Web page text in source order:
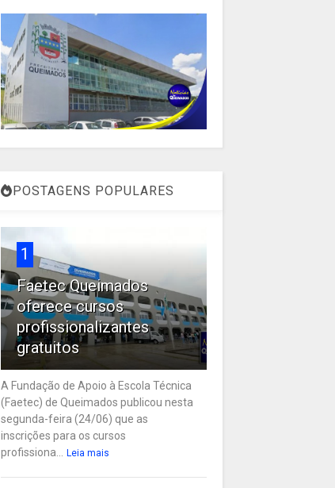
POSTAGENS POPULARES
1
Faetec Queimados
oferece cursos
profissionalizantes
gratuitos
A Fundação de Apoio à Escola Técnica
(Faetec) de Queimados publicou nesta
segunda-feira (24/06) que as
inscrições para os cursos
profissiona...
Leia mais